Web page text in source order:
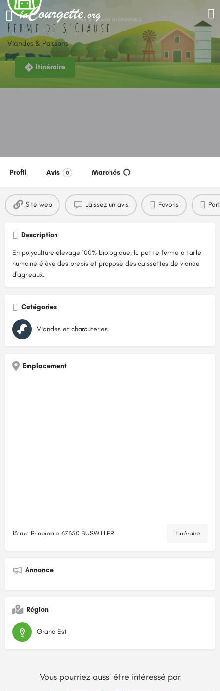
Ferme de S'Clause
Viandes & Poissons
Itinéraire
Profil Avis 0 Marchés
Site web Laissez un avis Favoris
Description
En polyculture élevage 100% biologique, la petite ferme à taille
humaine élève des brebis et propose des caissettes de viande
d'agneaux.
Catégories
Viandes et charcuteries
Emplacement
13 rue Principale 67350 BUSWILLER Itinéraire
Annonce
Région
Grand Est
Vous pourriez aussi être intéressé par